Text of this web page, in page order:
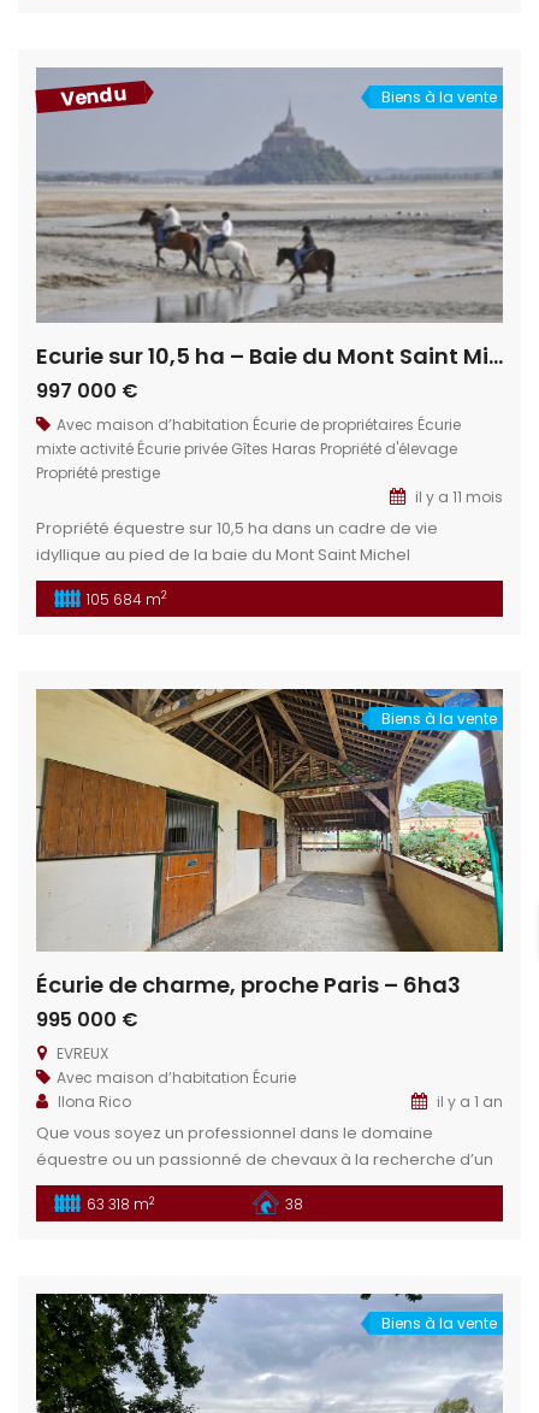
Saint-Savin, La Roche-Posay […]
Vendu Biens à la vente
Ecurie sur 10,5 ha – Baie du Mont Saint Michel
997 000 €
Avec maison d’habitation Écurie de propriétaires Écurie
mixte activité Écurie privée Gîtes Haras Propriété d'élevage
Propriété prestige
il y a 11 mois
Propriété équestre sur 10,5 ha dans un cadre de vie
idyllique au pied de la baie du Mont Saint Michel
Actuellement, centre de tourisme équestre, pension de
chevaux et gite de groupe. Cette propriété permet de
et Vilaine, au cœur […]
105 684 m2
Biens à la vente
Écurie de charme, proche Paris – 6ha3
995 000 €
EVREUX
Avec maison d’habitation Écurie
Ilona Rico
il y a 1 an
Que vous soyez un professionnel dans le domaine
équestre ou un passionné de chevaux à la recherche d’un
havre personnel, cette propriété saura répondre à vos
attentes avec élégance et efficacité. Cette propriété est
de l’adapter à […]
63 318 m2 38
Biens à la vente